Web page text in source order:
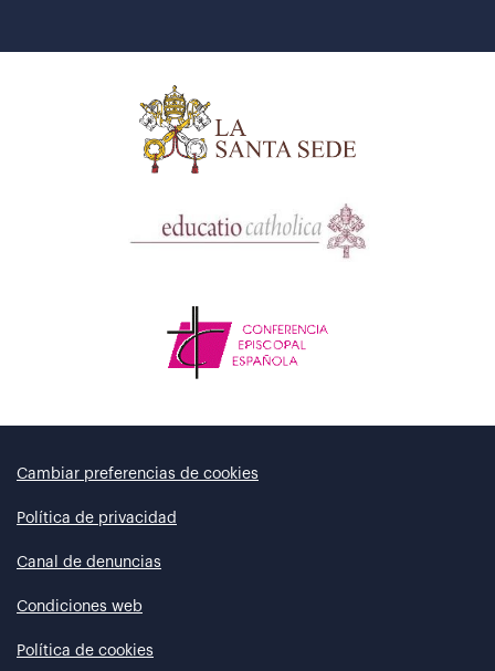
Cambiar preferencias de cookies
Política de privacidad
Canal de denuncias
Condiciones web
Política de cookies